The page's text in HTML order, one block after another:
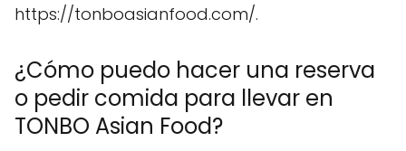
https://tonboasianfood.com/.
¿Cómo puedo hacer una reserva
o pedir comida para llevar en
TONBO Asian Food?